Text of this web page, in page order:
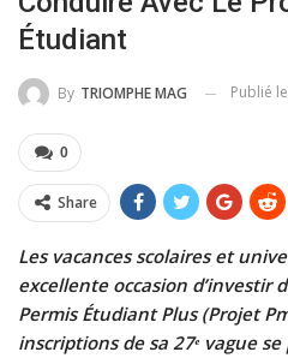
Étudiant
By TRIOMPHE MAG Publié le
0
Share
Les vacances scolaires et
excellente occasion d’investir
Permis Étudiant Plus (Projet
inscriptions de sa 27ᵉ vague